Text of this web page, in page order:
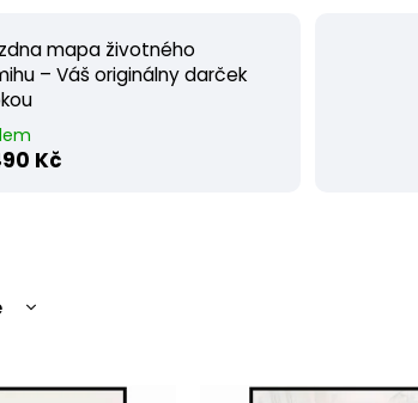
mapa životného
– Váš originálny darček
Kč